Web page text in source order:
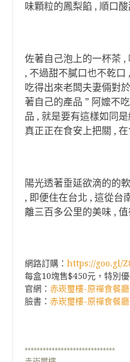
味顆粒的鳳梨餡 , 順口
佐著自己泡上的一杯茶
, 不過甜不膩口也不乾口
吃得出來老闆夫妻倆對
著自己的產品 ” 阿嬤不
品 , 就是要有這樣如同
真正正在食安上把關 ,
陽光透著垂延欲滴的的
, 即便住在台北 , 這從台
離三百多公里的美味 ,
網路訂購： https://goo.gl/
每盒10塊售$450元，特別
官網： 赤崁璽樓-原禪食餐廳
臉書： 赤崁璽樓-原禪食餐廳
******************************